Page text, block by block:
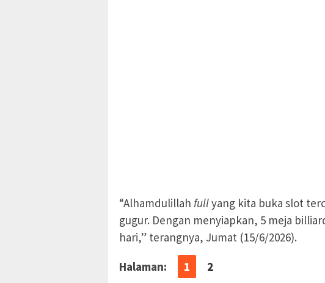
“Alhamdulillah fullyang kita buka slot
gugur. Dengan menyiapkan, 5 meja
hari,” terangnya, Jumat (15/6/2026).
Halaman:
1 2